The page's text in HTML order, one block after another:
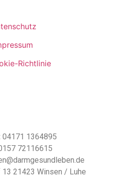
04171 1364895
72116615
13 21423 Winsen / Luhe
Richtlinie